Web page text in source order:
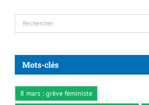
Rechercher:
Mots-clés
8 mars : grève féministe